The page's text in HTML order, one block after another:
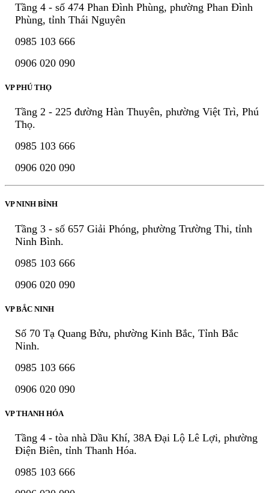
Tầng 4 - số 474 Phan Đình Phùng, phường Phan Đình
Phùng, tỉnh Thái Nguyên
0985 103 666
0906 020 090
VP PHÚ THỌ
Tầng 2 - 225 đường Hàn Thuyên, phường Việt Trì, Phú
Thọ.
0985 103 666
0906 020 090
VP NINH BÌNH
Tầng 3 - số 657 Giải Phóng, phường Trường Thi, tỉnh
Ninh Bình.
0985 103 666
0906 020 090
VP BẮC NINH
Số 70 Tạ Quang Bửu, phường Kinh Bắc, Tỉnh Bắc
Ninh.
0985 103 666
0906 020 090
VP THANH HÓA
Tầng 4 - tòa nhà Dầu Khí, 38A Đại Lộ Lê Lợi, phường
Điện Biên, tỉnh Thanh Hóa.
0985 103 666